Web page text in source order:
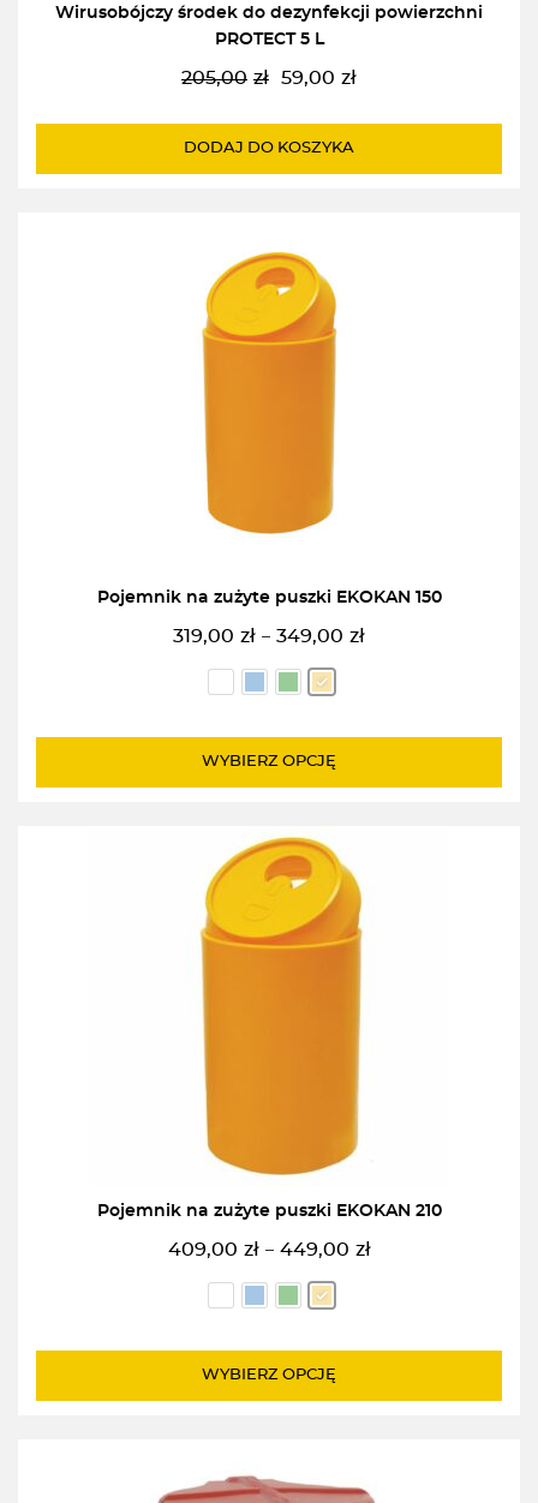
Wirusobójczy środek do dezynfekcji powierzchni
PROTECT 5 L
205,00 zł
Pierwotna
wynosiła:
59,00 zł
Aktualna
wynosi:
DODAJ DO KOSZYKA
Pojemnik na zużyte puszki EKOKAN 150
319,00 zł – 349,00 zł
Zakres
cen:
od
do
WYBIERZ OPCJĘ
Pojemnik na zużyte puszki EKOKAN 210
409,00 zł – 449,00 zł
Zakres
cen:
od
do
WYBIERZ OPCJĘ